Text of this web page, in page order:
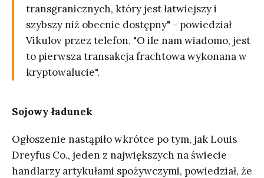
transgranicznych, który jest łatwiejszy i
szybszy niż obecnie dostępny" - powiedział
Vikulov przez telefon. "O ile nam wiadomo, jest
to pierwsza transakcja frachtowa wykonana w
kryptowalucie".
Sojowy ładunek
Ogłoszenie nastąpiło wkrótce po tym, jak Louis
Dreyfus Co., jeden z największych na świecie
handlarzy artykułami spożywczymi, powiedział, że